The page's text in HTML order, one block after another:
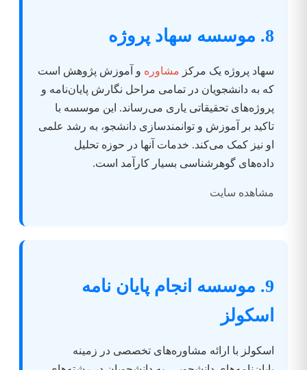
8. موسسه سهاد پروژه
سهاد پروژه یک مرکز مشاوره و آموزش پژوهش است
که به دانشجویان در تمامی مراحل نگارش پایان‌نامه و
پروژه‌های تحقیقاتی یاری می‌رساند. این موسسه با
تاکید بر آموزش و توانمندسازی دانشجو، به رشد علمی
او نیز کمک می‌کند. خدمات آنها در حوزه تحلیل
داده‌های گوهرشناسی بسیار کارآمد است.
مشاهده سایت
9. موسسه انجام پایان نامه
اسکولز
اسکولز با ارائه مشاوره‌های تخصصی در زمینه